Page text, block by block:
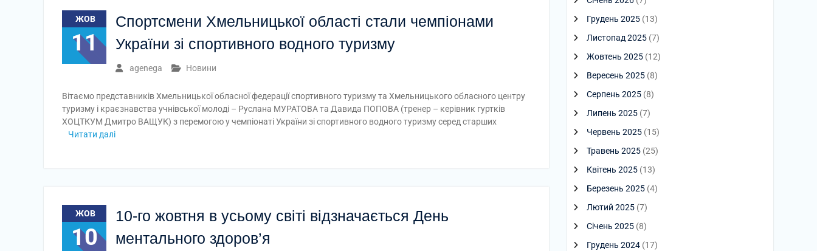
ЖОВ
11
Спортсмени Хмельницької області стали чемпіонами
України зі спортивного водного туризму
agenega Новини
Вітаємо представників Хмельницької обласної федерації спортивного туризму та Хмельницького обласного центру
туризму і краєзнавства учнівської молоді – Руслана МУРАТОВА та Давида ПОПОВА (тренер – керівник гуртків
ХОЦТКУМ Дмитро ВАЩУК) з перемогою у чемпіонаті України зі спортивного водного туризму серед старших
Читати далі
ЖОВ
10
10-го жовтня в усьому світі відзначається День
ментального здоров’я
Грудень 2025 (13)
Листопад 2025 (7)
Жовтень 2025 (12)
Вересень 2025 (8)
Серпень 2025 (8)
Липень 2025 (7)
Червень 2025 (15)
Травень 2025 (25)
Квітень 2025 (13)
Березень 2025 (4)
Лютий 2025 (7)
Січень 2025 (8)
Грудень 2024 (17)